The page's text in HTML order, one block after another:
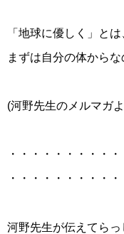
「地球に優しく」とは
まずは自分の体からな
(河野先生のメルマガ
・・・・・・・・・
・・・・・・・・・
河野先生が伝えてら